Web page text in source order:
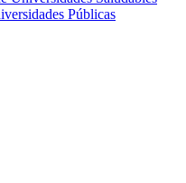
Públicas